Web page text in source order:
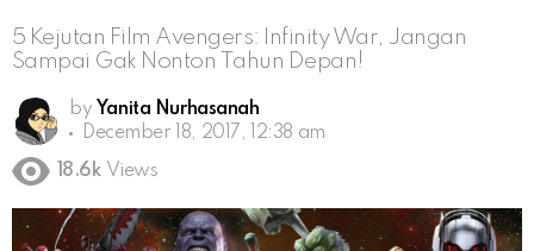
5 Kejutan Film Avengers: Infinity War, Jangan
Sampai Gak Nonton Tahun Depan!
by Yanita Nurhasanah
December 18, 2017, 12:38 am
18.6k Views